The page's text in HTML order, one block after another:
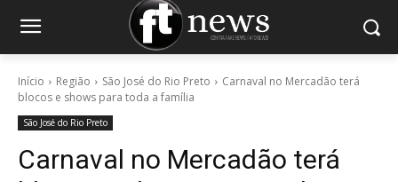
Início Região São José do Rio Preto
Carnaval no Mercadão terá
blocos e shows para toda a família
São José do Rio Preto
Carnaval no Mercadão terá